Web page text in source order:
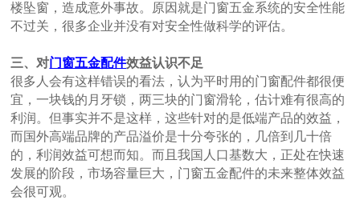
楼坠窗，造成意外事故。原因就是门窗五金系统的安全性能
不过关，很多企业并没有对安全性做科学的评估。
三、对门窗五金配件效益认识不足
很多人会有这样错误的看法，认为平时用的门窗配件都很便
宜，一块钱的月牙锁，两三块的门窗滑轮，估计难有很高的
利润。但事实并不是这样，这些针对的是低端产品的效益，
而国外高端品牌的产品溢价是十分夸张的，几倍到几十倍
的，利润效益可想而知。而且我国人口基数大，正处在快速
发展的阶段，市场容量巨大，门窗五金配件的未来整体效益
会很可观。